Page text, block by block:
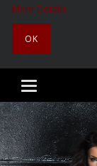
Mehr Details
OK